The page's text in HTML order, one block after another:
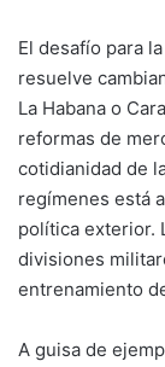
El desafío para
resuelve
La Habana o
reformas de
cotidianidad de
regímenes está
política exterior.
divisiones
entrenamiento
A guisa de